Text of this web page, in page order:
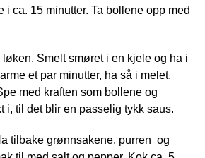
i ca. 15 minutter. Ta bollene opp med
Smelt smøret i en kjele og ha i
et par minutter, ha så i melet,
med kraften som bollene og
i, til det blir en passelig tykk saus.
tilbake grønnsakene, purren og